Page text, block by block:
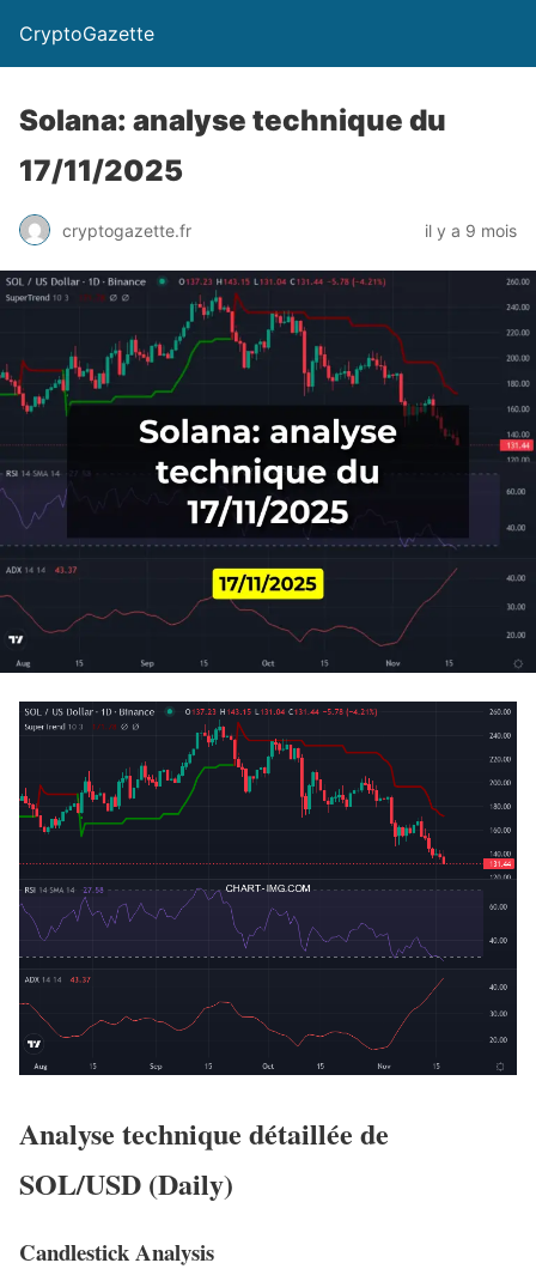
CryptoGazette
Solana: analyse technique du
17/11/2025
cryptogazette.fr il y a 9 mois
Analyse technique détaillée de
SOL/USD (Daily)
Candlestick Analysis